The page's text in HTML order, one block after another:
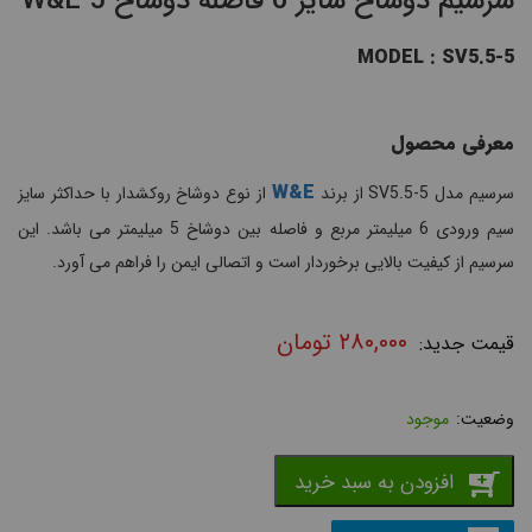
MODEL : SV5.5-5
معرفی محصول
سرسیم مدل SV5.5-5 از برند W&E از نوع دوشاخ روکشدار با حداکثر سایز
سیم ورودی 6 میلیمتر مربع و فاصله بین دوشاخ 5 میلیمتر می باشد. این
سرسیم از کیفیت بالایی برخوردار است و اتصالی ایمن را فراهم می آورد.
۲۸۰,۰۰۰ تومان
موجود
افزودن به سبد خرید